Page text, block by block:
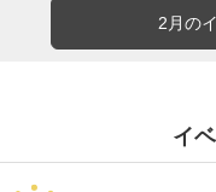
2月の
イ